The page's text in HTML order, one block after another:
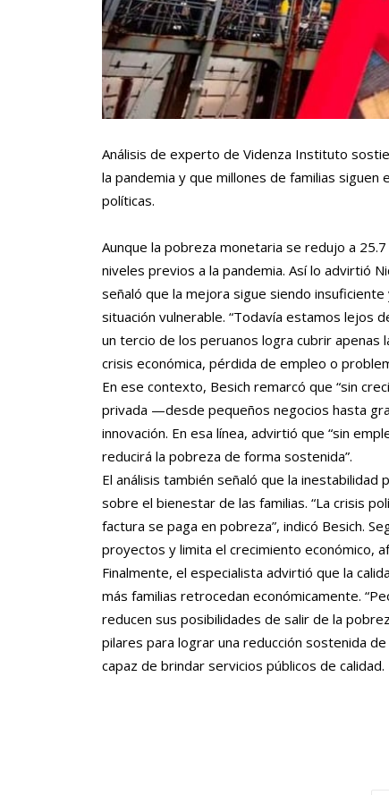
Análisis de experto de Videnza Instituto
la pandemia y que millones de familias
políticas.
Aunque la pobreza monetaria se redujo a
niveles previos a la pandemia. Así lo advirtió
señaló que la mejora sigue siendo
situación vulnerable. “Todavía estamos lejos
un tercio de los peruanos logra cubrir apenas
crisis económica, pérdida de empleo o
En ese contexto, Besich remarcó que “sin
privada —desde pequeños negocios hasta
innovación. En esa línea, advirtió que “sin
reducirá la pobreza de forma sostenida”.
El análisis también señaló que la
sobre el bienestar de las familias. “La crisis
factura se paga en pobreza”, indicó Besich.
proyectos y limita el crecimiento económico,
Finalmente, el especialista advirtió que la
más familias retrocedan económicamente.
reducen sus posibilidades de salir de la
pilares para lograr una reducción sostenida
capaz de brindar servicios públicos de calidad.